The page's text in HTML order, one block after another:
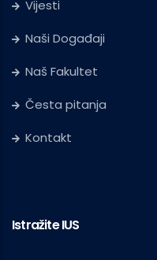
Vijesti
Naši Događaji
Naš Fakultet
Česta pitanja
Kontakt
Istražite IUS